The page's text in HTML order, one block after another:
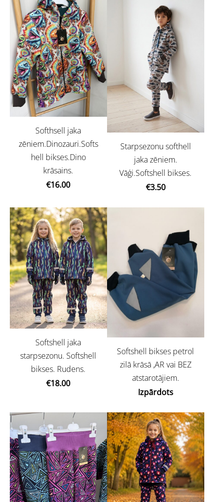
Softhsell jaka
zēniem.Dinozauri.Softs
hell bikses.Dino
krāsains.
€16.00
Starpsezonu softhell
jaka zēniem.
Vāģi.Softshell bikses.
€3.50
Softshell jaka
starpsezonu. Softshell
bikses. Rudens.
€18.00
Softshell bikses petrol
zilā krāsā ,AR vai BEZ
atstarotājiem.
Izpārdots